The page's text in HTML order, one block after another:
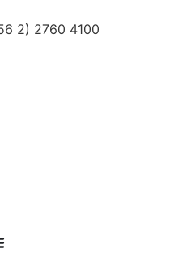
2) 2760 4100